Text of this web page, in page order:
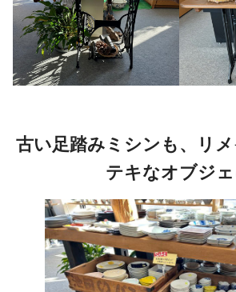
古い足踏みミシンも、リ
テキなオブジ